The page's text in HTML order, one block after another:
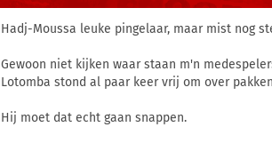
Hadj-Moussa leuke pingelaar, maar mist nog
Gewoon niet kijken waar staan m'n
Lotomba stond al paar keer vrij om over
Hij moet dat echt gaan snappen.